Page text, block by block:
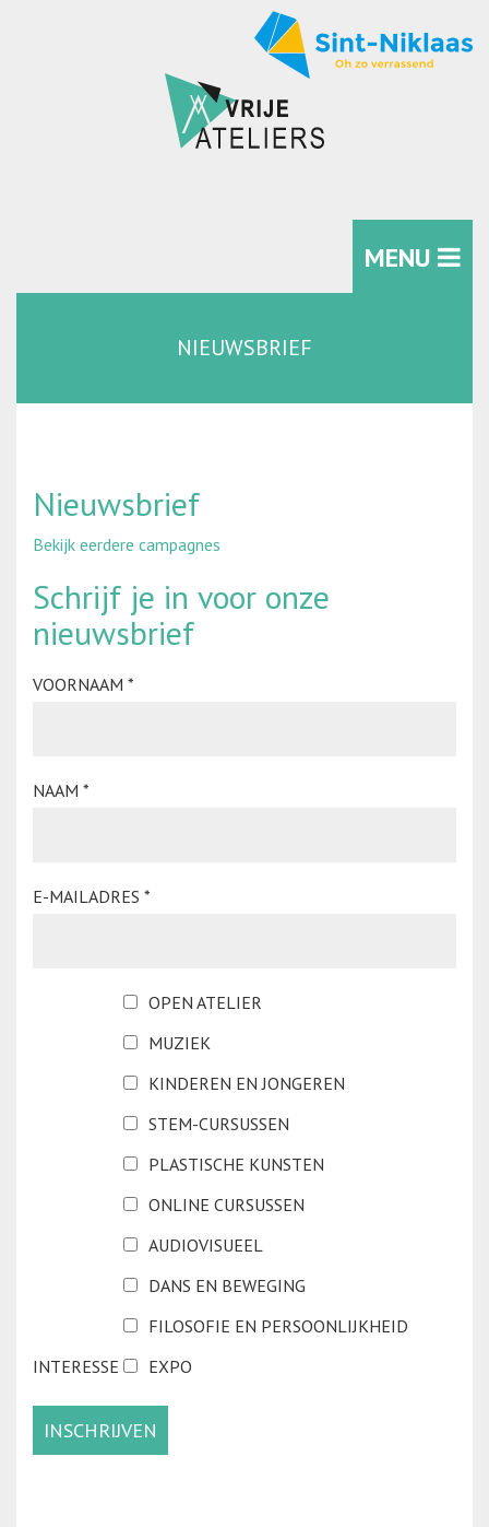
MENU
NIEUWSBRIEF
Nieuwsbrief
Bekijk eerdere campagnes
Schrijf je in voor onze
nieuwsbrief
VOORNAAM *
NAAM *
E-MAILADRES *
INTERESSE
OPEN ATELIER
MUZIEK
KINDEREN EN JONGEREN
STEM-CURSUSSEN
PLASTISCHE KUNSTEN
ONLINE CURSUSSEN
AUDIOVISUEEL
DANS EN BEWEGING
FILOSOFIE EN PERSOONLIJKHEID
EXPO